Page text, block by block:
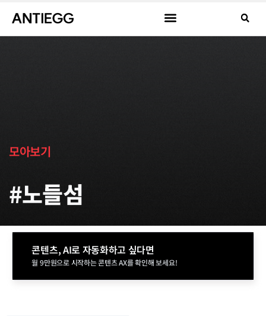
모아보기
#노들섬
콘텐츠, AI로 자동화하고 싶다면
월 9만원으로 시작하는 콘텐츠 AX를 확인해 보세요!